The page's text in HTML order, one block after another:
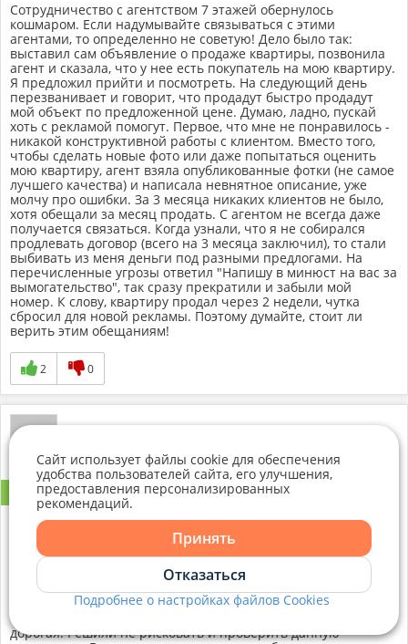
Сотрудничество с агентством 7 этажей обернулось
кошмаром. Если надумывайте связываться с этими
агентами, то определенно не советую! Дело было так:
выставил сам объявление о продаже квартиры, позвонила
агент и сказала, что у нее есть покупатель на мою квартиру.
Я предложил прийти и посмотреть. На следующий день
перезванивает и говорит, что продадут быстро продадут
мой объект по предложенной цене. Думаю, ладно, пускай
хоть с рекламой помогут. Первое, что мне не понравилось -
никакой конструктивной работы с клиентом. Вместо того,
чтобы сделать новые фото или даже попытаться оценить
мою квартиру, агент взяла опубликованные фотки (не самое
лучшего качества) и написала невнятное описание, уже
молчу про ошибки. За 3 месяца никаких клиентов не было,
хотя обещали за месяц продать. С агентом не всегда даже
получается связаться. Когда узнали, что я не собирался
продлевать договор (всего на 3 месяца заключил), то стали
выбивать из меня деньги под разными предлогами. На
перечисленные угрозы ответил "Напишу в минюст на вас за
вымогательство", так сразу прекратили и забыли мой
номер. К слову, квартиру продал через 2 недели, чутка
сбросил для новой рекламы. Поэтому думайте, стоит ли
верить этим обещаниям!
2 0
Рекомендую!
Лучшее агентство на наш взгляд! Люди - профессионалы,
знающие своё дело. Покупали через них квартиру в Минске.
Нам очень повезло что обратились именно к ним. Сначала
хотели просто оформить покупку через них. Агент
порекомендовала услугу по проверке недвижимости и
страховке сделки. Сначала, отнеслись к этому предложению
скептично. Услуга не из дешёвых....Я бы даже сказала,
дорогая. Решили не рисковать и проверить данную
Сайт использует файлы cookie для обеспечения
удобства пользователей сайта, его улучшения,
предоставления персонализированных
рекомендаций.
Принять
Отказаться
Подробнее о настройках файлов Cookies